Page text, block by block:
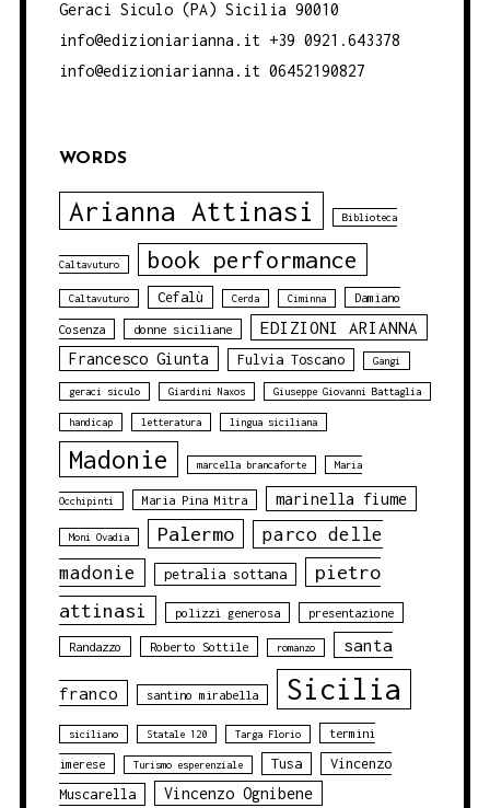
Geraci Siculo (PA) Sicilia 90010
info@edizioniarianna.it +39 0921.643378
info@edizioniarianna.it 06452190827
WORDS
Arianna Attinasi Biblioteca
Caltavuturo book performance
Caltavuturo Cefalù Cerda Ciminna Damiano
Cosenza donne siciliane EDIZIONI ARIANNA
Francesco Giunta Fulvia Toscano Gangi
geraci siculo Giardini Naxos Giuseppe Giovanni Battaglia
handicap letteratura lingua siciliana
Madonie marcella brancaforte Maria
Occhipinti Maria Pina Mitra marinella fiume
Moni Ovadia Palermo
parco delle
madonie
petralia sottana
pietro
attinasi
polizzi generosa presentazione
Randazzo Roberto Sottile romanzo santa
franco santino mirabella Sicilia
siciliano Statale 120 Targa Florio termini
imerese Turismo esperenziale Tusa
Vincenzo
Muscarella
Vincenzo Ognibene